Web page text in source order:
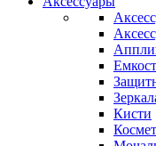
Кисти